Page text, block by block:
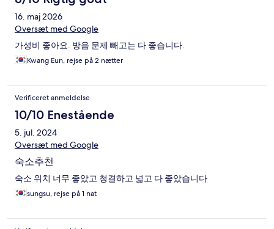
16. maj 2026
Oversæt med Google
가성비 좋아요. 방음 문제 빼고는 다 좋습니다.
Kwang Eun, rejse på 2 nætter
Verificeret anmeldelse
10/10 Enestående
5. jul. 2024
Oversæt med Google
숙소추천
숙소 위치 너무 좋았고 청결하고 넓고 다 좋았습니다
sungsu, rejse på 1 nat